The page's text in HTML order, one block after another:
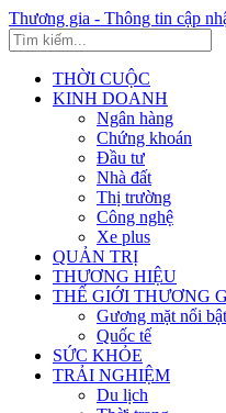
Thương gia - Thông tin cập
THỜI CUỘC
KINH DOANH
Ngân hàng
Chứng khoán
Đầu tư
Nhà đất
Thị trường
Công nghệ
Xe plus
QUẢN TRỊ
THƯƠNG HIỆU
THẾ GIỚI THƯƠNG
Gương mặt nổi bật
Quốc tế
SỨC KHỎE
TRẢI NGHIỆM
Du lịch